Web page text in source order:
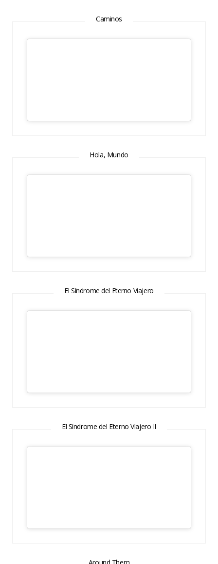
Caminos
Hola, Mundo
El Síndrome del Eterno Viajero
El Síndrome del Eterno Viajero II